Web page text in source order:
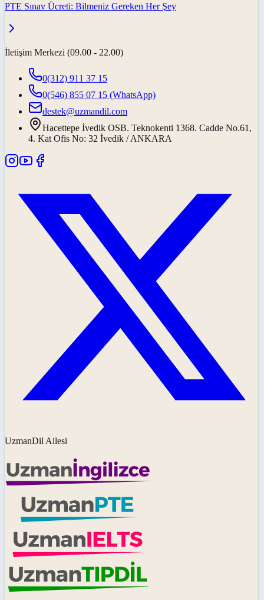
PTE Sınav Ücreti: Bilmeniz Gereken Her Şey
İletişim Merkezi (09.00 - 22.00)
0(312) 911 37 15
0(546) 855 07 15 (WhatsApp)
destek@uzmandil.com
Hacettepe İvedik OSB. Teknokenti 1368. Cadde No.61,
4. Kat Ofis No: 32 İvedik / ANKARA
UzmanDil Ailesi